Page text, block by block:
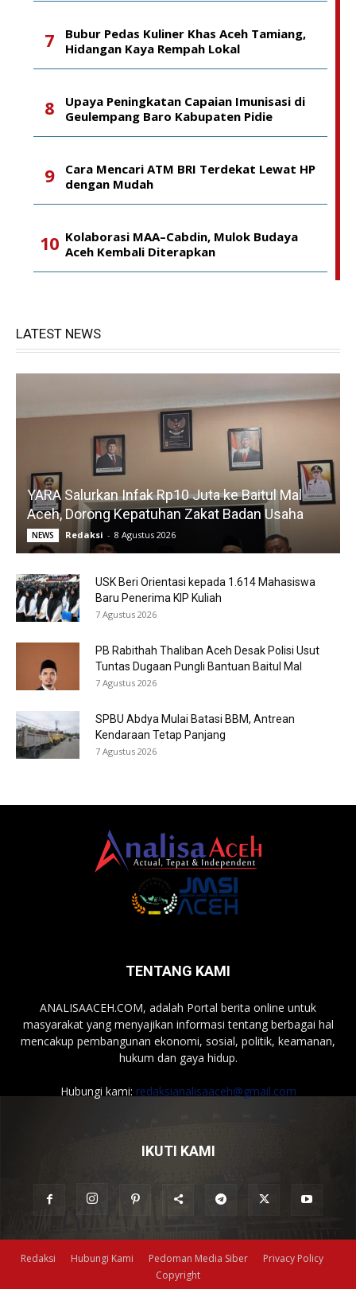
Bubur Pedas Kuliner Khas Aceh Tamiang,
Hidangan Kaya Rempah Lokal
Upaya Peningkatan Capaian Imunisasi di
Geulempang Baro Kabupaten Pidie
Cara Mencari ATM BRI Terdekat Lewat HP
dengan Mudah
Kolaborasi MAA–Cabdin, Mulok Budaya
Aceh Kembali Diterapkan
LATEST NEWS
YARA Salurkan Infak Rp10 Juta ke Baitul Mal
Aceh, Dorong Kepatuhan Zakat Badan Usaha
NEWS Redaksi - 8 Agustus 2026
USK Beri Orientasi kepada 1.614 Mahasiswa
Baru Penerima KIP Kuliah
7 Agustus 2026
PB Rabithah Thaliban Aceh Desak Polisi Usut
Tuntas Dugaan Pungli Bantuan Baitul Mal
7 Agustus 2026
SPBU Abdya Mulai Batasi BBM, Antrean
Kendaraan Tetap Panjang
7 Agustus 2026
TENTANG KAMI
ANALISAACEH.COM, adalah Portal berita online untuk
masyarakat yang menyajikan informasi tentang berbagai hal
mencakup pembangunan ekonomi, sosial, politik, keamanan,
hukum dan gaya hidup.
Hubungi kami: redaksianalisaaceh@gmail.com
IKUTI KAMI
Redaksi Hubungi Kami Pedoman Media Siber
Privacy Policy
Copyright